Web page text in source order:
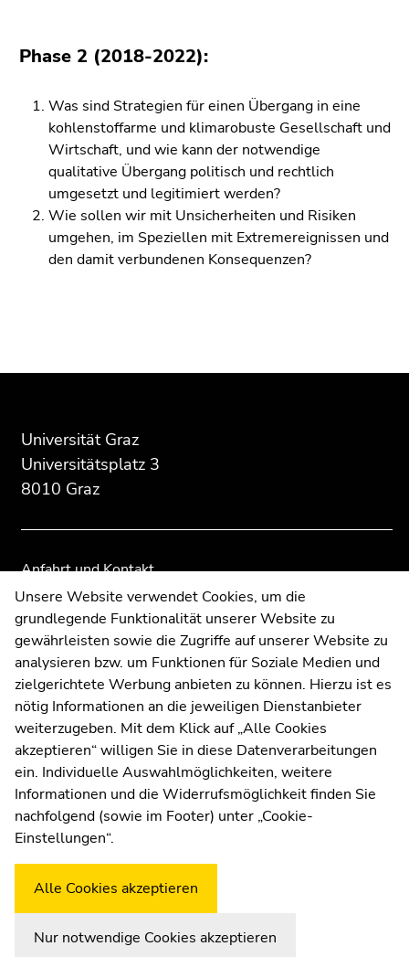
​​​​​​​Phase 2 (2018-2022):
Was sind Strategien für einen Übergang in eine
kohlenstoffarme und klimarobuste Gesellschaft und
Wirtschaft, und wie kann der notwendige
qualitative Übergang politisch und rechtlich
umgesetzt und legitimiert werden?
Wie sollen wir mit Unsicherheiten und Risiken
umgehen, im Speziellen mit Extremereignissen und
den damit verbundenen Konsequenzen?
Beginn
Zusatzinformationen:
Universität Graz
Universitätsplatz 3
8010 Graz
Anfahrt und Kontakt
Kommunikation und Öffentlichkeitsarbeit
Moodle
UNIGRAZonline
Impressum
Datenschutzerklärung
Cookie-Einstellungen
Barrierefreiheitserklärung
WetterstationUni Graz
Ende
Übersicht
Ende
Übersicht
Unsere Website verwendet Cookies, um die
grundlegende Funktionalität unserer Website zu
gewährleisten sowie die Zugriffe auf unserer Website zu
analysieren bzw. um Funktionen für Soziale Medien und
zielgerichtete Werbung anbieten zu können. Hierzu ist es
nötig Informationen an die jeweiligen Dienstanbieter
weiterzugeben. Mit dem Klick auf „Alle Cookies
akzeptieren“ willigen Sie in diese Datenverarbeitungen
ein. Individuelle Auswahlmöglichkeiten, weitere
Informationen und die Widerrufsmöglichkeit finden Sie
nachfolgend (sowie im Footer) unter „Cookie-
Einstellungen“.
Alle Cookies akzeptieren
Nur notwendige Cookies akzeptieren